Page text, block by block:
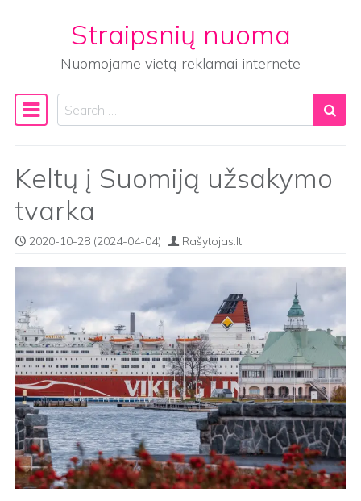
Straipsnių nuoma
Nuomojame vietą reklamai internete
Main Navigation
Search
Keltų į Suomiją užsakymo
tvarka
2020-10-28 (2024-04-04) Rašytojas.lt